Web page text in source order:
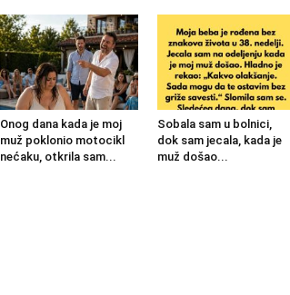
Onog dana kada je moj
muž poklonio motocikl
nećaku, otkrila sam...
Sobala sam u bolnici,
dok sam jecala, kada je
muž došao...